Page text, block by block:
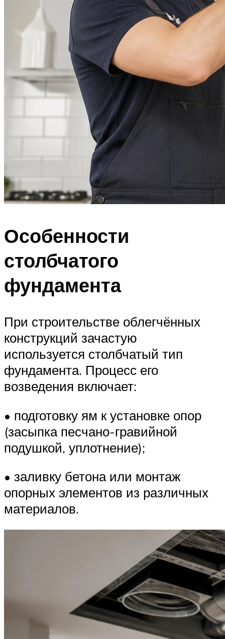
Особенности
столбчатого
фундамента
При строительстве облегчённых
конструкций зачастую
используется столбчатый тип
фундамента. Процесс его
возведения включает:
• подготовку ям к установке опор
(засыпка песчано-гравийной
подушкой, уплотнение);
• заливку бетона или монтаж
опорных элементов из различных
материалов.